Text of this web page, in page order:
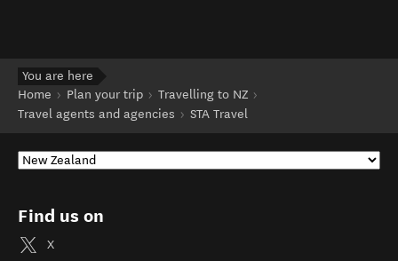
You are here
Home
Plan your trip
Travelling to NZ
Travel agents and agencies
STA Travel
Find us on
X